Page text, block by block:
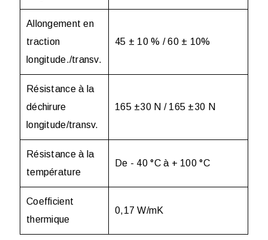
Allongement en
traction
longitude./transv.
45 ± 10 % / 60 ± 10%
Résistance à la
déchirure
longitude/transv.
165 ±30 N / 165 ±30 N
Résistance à la
température
De - 40 °C à + 100 °C
Coefficient
thermique
0,17 W/mK